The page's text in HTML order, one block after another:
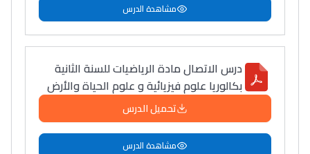
باش تقدر تساعد الناس
يلقاو التوازن من الدّاخل
أمسكين بنات مسارها
خطوة بخطوة - مترجم
القراية و الخدمة فمجال
تقويم البصر مع المختصّة
مريم الزواكي
مشاهدة الدرس
درس الاتصال مادة الرياضيات للسنة الثانية
بكالوريا علوم فيزيائية و علوم الحياة والأرض
تحميل الدرس
مشاهدة الدرس